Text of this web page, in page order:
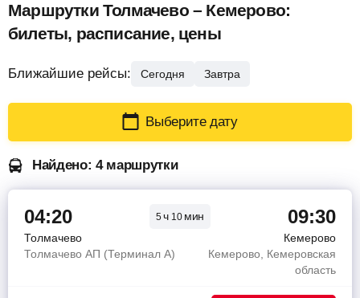
Маршрутки Толмачево – Кемерово:
билеты, расписание, цены
Ближайшие рейсы: Сегодня Завтра
Выберите дату
Найдено: 4 маршрутки
04:20 5ч 10 мин 09:30
Толмачево
Кемерово
Толмачево АП (Терминал A)
Кемерово, Кемеровская
область